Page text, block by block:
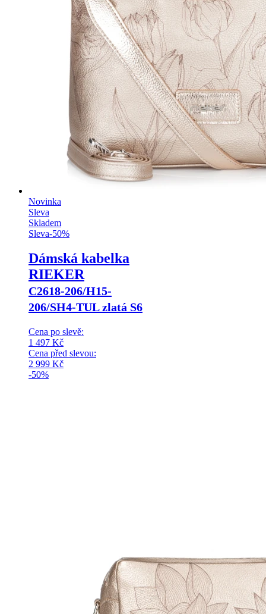
Novinka
Sleva
Skladem
Sleva-50%
Dámská kabelka
RIEKER
C2618-206/H15-
206/SH4-TUL zlatá S6
Cena po slevě:
1 497 Kč
Cena před slevou:
2 999 Kč
-50%